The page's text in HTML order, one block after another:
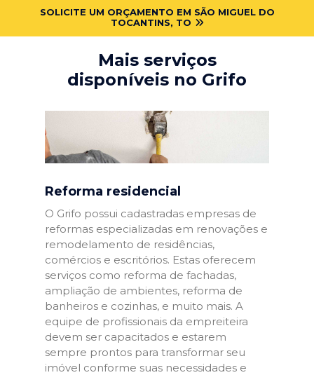
SOLICITE UM ORÇAMENTO EM SÃO MIGUEL DO
TOCANTINS, TO
Mais serviços
disponíveis no Grifo
Reforma residencial
O Grifo possui cadastradas empresas de
reformas especializadas em renovações e
remodelamento de residências,
comércios e escritórios. Estas oferecem
serviços como reforma de fachadas,
ampliação de ambientes, reforma de
banheiros e cozinhas, e muito mais. A
equipe de profissionais da empreiteira
devem ser capacitados e estarem
sempre prontos para transformar seu
imóvel conforme suas necessidades e